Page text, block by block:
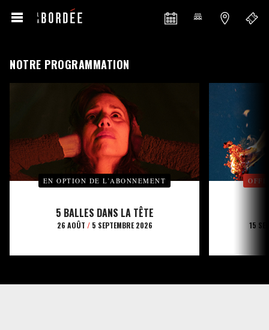
NOTRE PROGRAMMATION
EN OPTION DE L’ABONNEMENT
5 BALLES DANS LA TÊTE
26 AOÛT /5 SEPTEMBRE 2026 15